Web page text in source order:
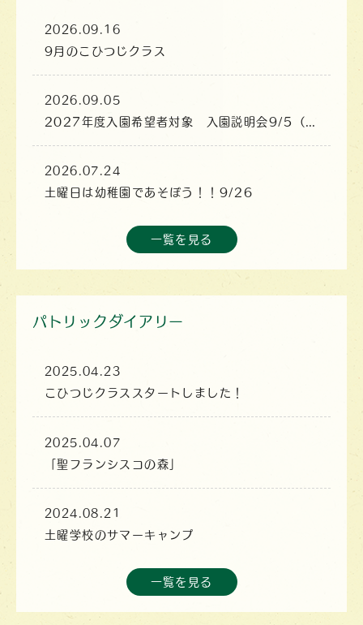
一覧を見る
2026.09.16
9月のこひつじクラス
2026.09.05
2027年度入園希望者対象 入園説明会9/5（土）
2026.07.24
土曜日は幼稚園であそぼう！！9/26
パトリックダイアリー
一覧を見る
2025.04.23
こひつじクラススタートしました！
2025.04.07
「聖フランシスコの森」
2024.08.21
土曜学校のサマーキャンプ